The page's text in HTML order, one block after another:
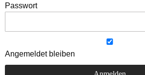
Passwort
Angemeldet bleiben